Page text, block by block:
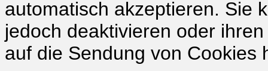
automatisch akzeptieren. Sie
jedoch deaktivieren oder
auf die Sendung von Cookies